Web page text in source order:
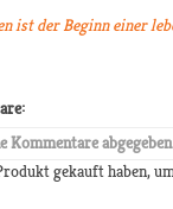
ist der Beginn einer
Kommentare abgegeben
gekauft haben,